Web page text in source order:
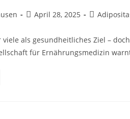
April 28, 2025
als gesundheitliches Ziel –
für Ernährungsmedizin